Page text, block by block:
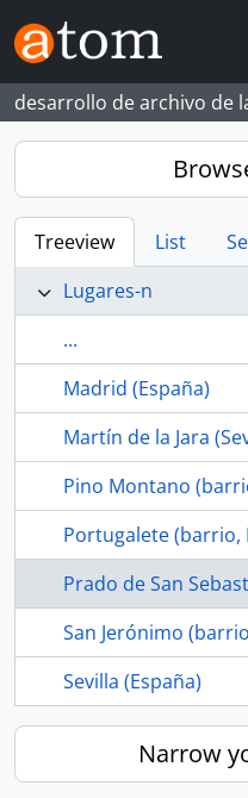
Skip to main content
desarrollo de archivo de
Treeview List
Lugares-n
...
Madrid (España)
Martín de la Jara
Pino Montano
Portugalete (barrio,
Prado de San
San Jerónimo
Sevilla (España)
Narrow